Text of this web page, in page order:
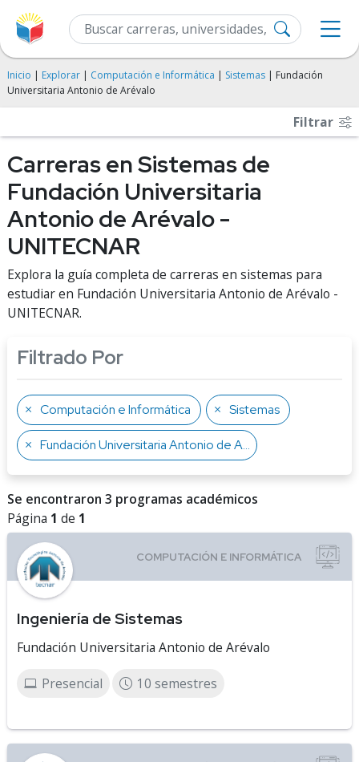
Inicio | Explorar | Computación e Informática | Sistemas | Fundación
Universitaria Antonio de Arévalo
Filtrar
Carreras en Sistemas de
Fundación Universitaria
Antonio de Arévalo -
UNITECNAR
Explora la guía completa de carreras en sistemas para
estudiar en Fundación Universitaria Antonio de Arévalo -
UNITECNAR.
Filtrado Por
Computación e Informática Sistemas
Fundación Universitaria Antonio de Arévalo
Se encontraron 3 programas académicos
Página 1 de 1
Ingeniería de Sistemas
Fundación Universitaria Antonio de Arévalo
Presencial 10 semestres